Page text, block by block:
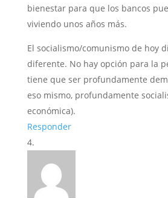
bienestar para que los bancos
viviendo unos años más.
El socialismo/comunismo de hoy
diferente. No hay opción para la
tiene que ser profundamente
eso mismo, profundamente
económica).
Responder